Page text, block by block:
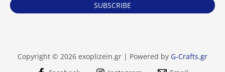
SUBSCRIBE
Copyright © 2026 exoplizein.gr | Powered by G-Crafts.gr